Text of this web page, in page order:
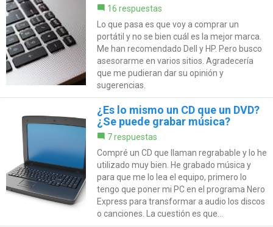
16 respuestas
Lo que pasa es que voy a comprar un
portátil y no se bien cuál es la mejor marca.
Me han recomendado Dell y HP. Pero busco
asesorarme en varios sitios. Agradecería
que me pudieran dar su opinión y
sugerencias.
¿Es lo mismo un CD que un DVD?
¿Se puede grabar música?
7 respuestas
Compré un CD que llaman regrabable y lo he
utilizado muy bien. He grabado música y
para que me lo lea el equipo, primero lo
tengo que poner mi PC en el programa Nero
Express para transformar a audio los discos
o canciones. La cuestión es que...